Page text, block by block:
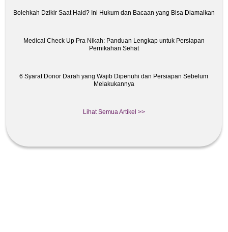
Bolehkah Dzikir Saat Haid? Ini Hukum dan Bacaan yang Bisa Diamalkan
Medical Check Up Pra Nikah: Panduan Lengkap untuk Persiapan
Pernikahan Sehat
6 Syarat Donor Darah yang Wajib Dipenuhi dan Persiapan Sebelum
Melakukannya
Lihat Semua Artikel >>